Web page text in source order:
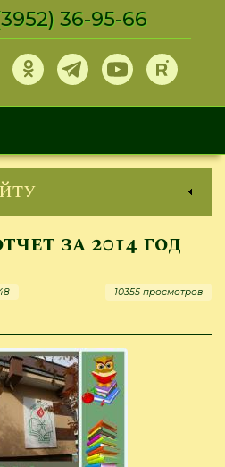
36-95-66
за 2014 год
10355 просмотров